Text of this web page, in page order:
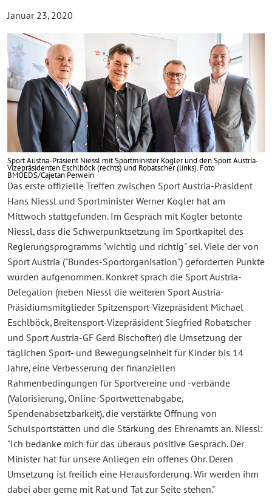
Januar 23, 2020
Sport Austria-Präsient Niessl mit Sportminister Kogler und den Sport Austria-
Vizepräsidenten Eschlböck (rechts) und Robatscher (links). Foto
BMOEDS/Cajetan Perwein
Das erste offizielle Treffen zwischen Sport Austria-Präsident
Hans Niessl und Sportminister Werner Kogler hat am
Mittwoch stattgefunden. Im Gespräch mit Kogler betonte
Niessl, dass die Schwerpunktsetzung im Sportkapitel des
Regierungsprogramms "wichtig und richtig" sei. Viele der von
Sport Austria ("Bundes-Sportorganisation") geforderten Punkte
wurden aufgenommen. Konkret sprach die Sport Austria-
Delegation (neben Niessl die weiteren Sport Austria-
Präsidiumsmitglieder Spitzensport-Vizepräsident Michael
Eschlböck, Breitensport-Vizepräsident Siegfried Robatscher
und Sport Austria-GF Gerd Bischofter) die Umsetzung der
täglichen Sport- und Bewegungseinheit für Kinder bis 14
Jahre, eine Verbesserung der finanziellen
Rahmenbedingungen für Sportvereine und -verbände
(Valorisierung, Online-Sportwettenabgabe,
Spendenabsetzbarkeit), die verstärkte Öffnung von
Schulsportstätten und die Stärkung des Ehrenamts an. Niessl:
"Ich bedanke mich für das überaus positive Gespräch. Der
Minister hat für unsere Anliegen ein offenes Ohr. Deren
Umsetzung ist freilich eine Herausforderung. Wir werden ihm
dabei aber gerne mit Rat und Tat zur Seite stehen."